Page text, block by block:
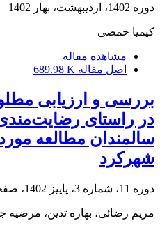
دوره 1402، اردیبهشت، بهار 1402
کیمیا حمصی
مشاهده مقاله
اصل مقاله 689.98 K
بررسی و ارزیابی
در راستای
سالمندان مطالعه
شهرکرد
دوره 11، شماره 3، پاییز 1402، صفحه
مریم رضائی، بهاره تدین، مرضیه